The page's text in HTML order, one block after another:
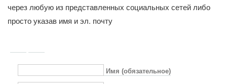
через любую из представленных социальных сетей либо
просто указав имя и эл. почту
Имя (обязательное)